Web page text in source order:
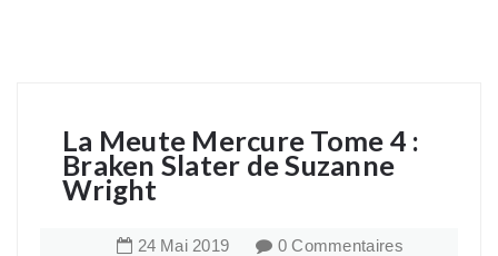
La Meute Mercure Tome 4 :
Braken Slater de Suzanne
Wright
24 Mai 2019 0 Commentaires